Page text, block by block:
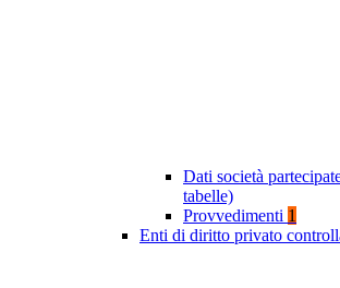
Dati società
tabelle)
Provvedimenti 1
Enti di diritto privato